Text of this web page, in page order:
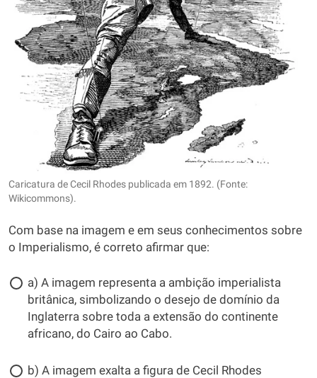
Caricatura de Cecil Rhodes publicada em 1892. (Fonte:
Wikicommons).
Com base na imagem e em seus conhecimentos sobre
o Imperialismo, é correto afirmar que:
a) A imagem representa a ambição imperialista
britânica, simbolizando o desejo de domínio da
Inglaterra sobre toda a extensão do continente
africano, do Cairo ao Cabo.
b) A imagem exalta a figura de Cecil Rhodes